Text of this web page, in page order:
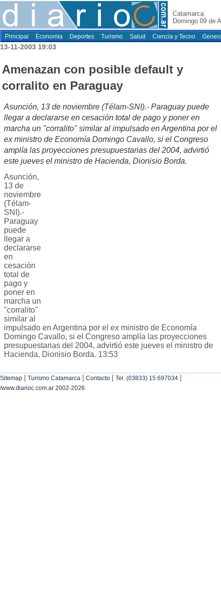
Catamarca
Domingo 09 de
Principal Economia Deportes Turismo Salud Ciencia y Tecno
13-11-2003 19:03
Amenazan con posible default y
corralito en Paraguay
Asunción, 13 de noviembre (Télam-SNI).- Paraguay puede
llegar a declararse en cesación total de pago y poner en
marcha un "corralito" similar al impulsado en Argentina por el
ex ministro de Economía Domingo Cavallo, si el Congreso
amplía las proyecciones presupuestarias del 2004, advirtió
este jueves el ministro de Hacienda, Dionisio Borda.
Asunción,
13 de
noviembre
(Télam-
SNI).-
Paraguay
puede
llegar a
declararse
en
cesación
total de
pago y
poner en
marcha un
"corralito"
similar al
impulsado en Argentina por el ex ministro de Economía
Domingo Cavallo, si el Congreso amplía las proyecciones
presupuestarias del 2004, advirtió este jueves el ministro de
Hacienda, Dionisio Borda. 13:53
Sitemap | Turismo Catamarca | Contacto | Tel. (03833) 15 697034 |
/www.diarioc.com.ar 2002-2026